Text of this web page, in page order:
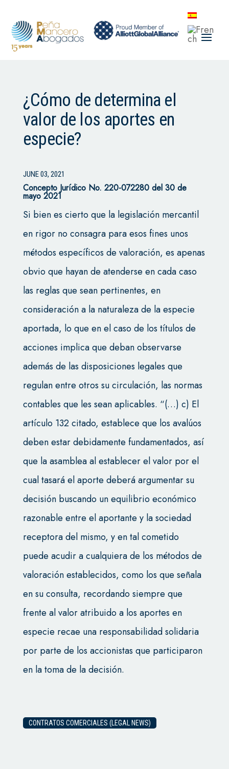
¿Cómo de determina el
valor de los aportes en
especie?
JUNE 03, 2021
Concepto Jurídico No. 220-072280 del 30 de
mayo 2021
Si bien es cierto que la legislación mercantil
en rigor no consagra para esos fines unos
métodos específicos de valoración, es apenas
obvio que hayan de atenderse en cada caso
las reglas que sean pertinentes, en
consideración a la naturaleza de la especie
aportada, lo que en el caso de los títulos de
acciones implica que deban observarse
además de las disposiciones legales que
regulan entre otros su circulación, las normas
contables que les sean aplicables. “(…) c) El
artículo 132 citado, establece que los avalúos
deben estar debidamente fundamentados, así
que la asamblea al establecer el valor por el
cual tasará el aporte deberá argumentar su
decisión buscando un equilibrio económico
razonable entre el aportante y la sociedad
receptora del mismo, y en tal cometido
puede acudir a cualquiera de los métodos de
valoración establecidos, como los que señala
en su consulta, recordando siempre que
frente al valor atribuido a los aportes en
especie recae una responsabilidad solidaria
por parte de los accionistas que participaron
en la toma de la decisión.
CONTRATOS COMERCIALES (LEGAL NEWS)